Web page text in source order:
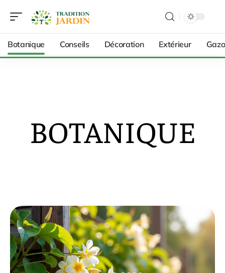
Botanique Conseils Décoration Extérieur
BOTANIQUE